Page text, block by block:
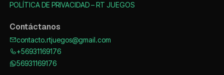
POLÍTICA DE PRIVACIDAD – RT JUEGOS
Contáctanos
contacto.rtjuegos@gmail.com
+56931169176
56931169176